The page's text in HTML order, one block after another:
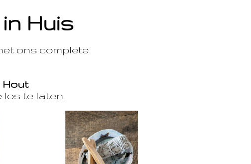
Huis
ons complete
Hout
te laten.